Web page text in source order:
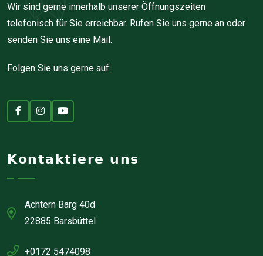
Wir sind gerne innerhalb unserer Öffnungszeiten
telefonisch für Sie erreichbar. Rufen Sie uns gerne an oder
senden Sie uns eine Mail.
Folgen Sie uns gerne auf:
Kontaktiere uns
Achtern Barg 40d
22885 Barsbüttel
+0172 5474098